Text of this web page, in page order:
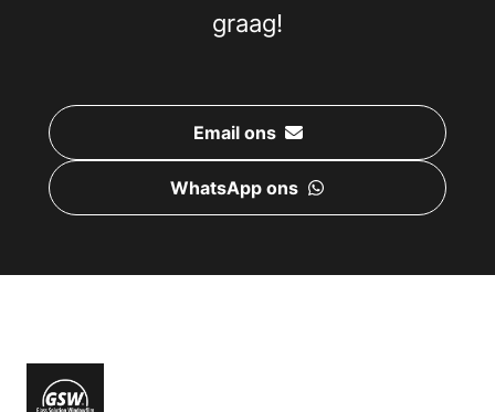
graag!
Email ons
WhatsApp ons